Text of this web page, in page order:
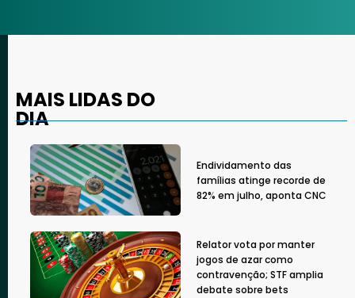
MAIS LIDAS DO
DIA
Endividamento das
famílias atinge recorde de
82% em julho, aponta CNC
Relator vota por manter
jogos de azar como
contravenção; STF amplia
debate sobre bets